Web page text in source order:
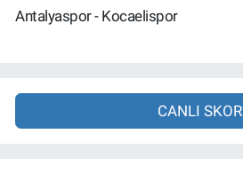
Antalyaspor - Kocaelispor
CANLI SKOR